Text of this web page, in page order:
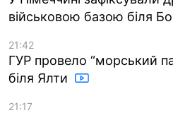
військовою базою біля
21:42
ГУР провело “морський
біля Ялти
21:17